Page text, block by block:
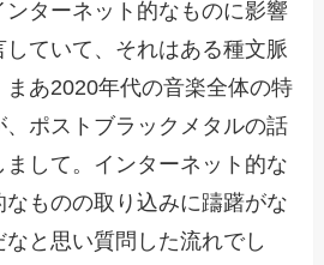
ンターネット的なものに影響
ていて、それはある種文脈
あ2020年代の音楽全体の特
ポストブラックメタルの話
まして。インターネット的な
なものの取り込みに躊躇がな
と思い質問した流れでし